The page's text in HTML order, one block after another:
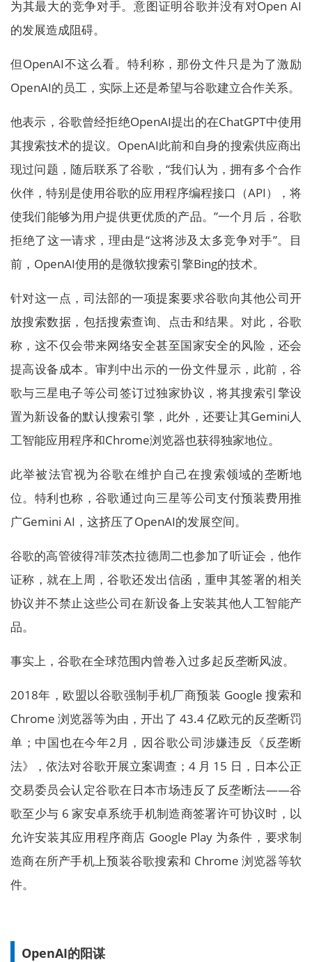
为其最大的竞争对手。意图证明谷歌并没有对Open AI
的发展造成阻碍。
但OpenAI不这么看。特利称，那份文件只是为了激励
OpenAI的员工，实际上还是希望与谷歌建立合作关系。
他表示，谷歌曾经拒绝OpenAI提出的在ChatGPT中使用
其搜索技术的提议。OpenAI此前和自身的搜索供应商出
现过问题，随后联系了谷歌，“我们认为，拥有多个合作
伙伴，特别是使用谷歌的应用程序编程接口（API），将
使我们能够为用户提供更优质的产品。”一个月后，谷歌
拒绝了这一请求，理由是“这将涉及太多竞争对手”。目
前，OpenAI使用的是微软搜索引擎Bing的技术。
针对这一点，司法部的一项提案要求谷歌向其他公司开
放搜索数据，包括搜索查询、点击和结果。对此，谷歌
称，这不仅会带来网络安全甚至国家安全的风险，还会
提高设备成本。审判中出示的一份文件显示，此前，谷
歌与三星电子等公司签订过独家协议，将其搜索引擎设
置为新设备的默认搜索引擎，此外，还要让其Gemini人
工智能应用程序和Chrome浏览器也获得独家地位。
此举被法官视为谷歌在维护自己在搜索领域的垄断地
位。特利也称，谷歌通过向三星等公司支付预装费用推
广Gemini AI，这挤压了OpenAI的发展空间。
谷歌的高管彼得?菲茨杰拉德周二也参加了听证会，他作
证称，就在上周，谷歌还发出信函，重申其签署的相关
协议并不禁止这些公司在新设备上安装其他人工智能产
品。
事实上，谷歌在全球范围内曾卷入过多起反垄断风波。
2018年，欧盟以谷歌强制手机厂商预装 Google 搜索和
Chrome 浏览器等为由，开出了 43.4 亿欧元的反垄断罚
单；中国也在今年2月，因谷歌公司涉嫌违反《反垄断
法》，依法对谷歌开展立案调查；4 月 15 日，日本公正
交易委员会认定谷歌在日本市场违反了反垄断法——谷
歌至少与 6 家安卓系统手机制造商签署许可协议时，以
允许安装其应用程序商店 Google Play 为条件，要求制
造商在所产手机上预装谷歌搜索和 Chrome 浏览器等软
件。
OpenAI的阳谋